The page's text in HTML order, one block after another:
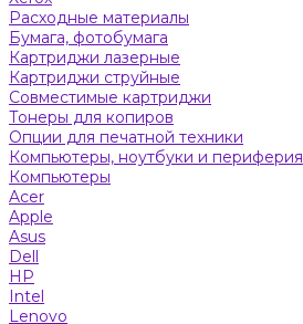
Расходные материалы
Бумага, фотобумага
Картриджи лазерные
Картриджи струйные
Совместимые картриджи
Тонеры для копиров
Опции для печатной техники
Компьютеры, ноутбуки и периферия
Компьютеры
Acer
Apple
Asus
Dell
HP
Intel
Lenovo